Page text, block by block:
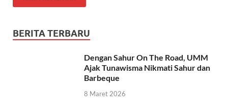
BERITA TERBARU
Dengan Sahur On The Road, UMM
Ajak Tunawisma Nikmati Sahur dan
Barbeque
8 Maret 2026